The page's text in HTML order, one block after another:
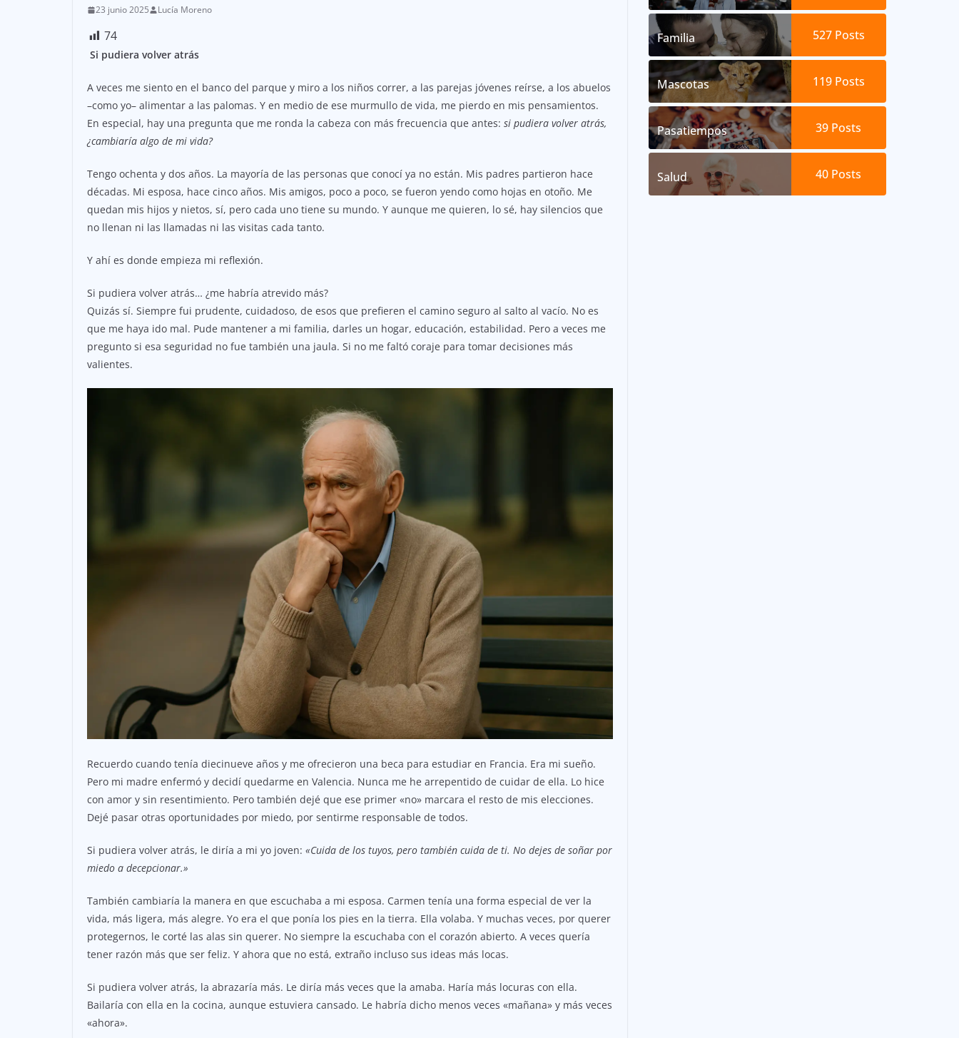
23 junio 2025 Lucía Moreno
74
Si pudiera volver atrás
A veces me siento en el banco del parque y miro a los niños correr, a las parejas jóvenes reírse, a los abuelos
–como yo– alimentar a las palomas. Y en medio de ese murmullo de vida, me pierdo en mis pensamientos.
En especial, hay una pregunta que me ronda la cabeza con más frecuencia que antes: si pudiera volver atrás,
¿cambiaría algo de mi vida?
Tengo ochenta y dos años. La mayoría de las personas que conocí ya no están. Mis padres partieron hace
décadas. Mi esposa, hace cinco años. Mis amigos, poco a poco, se fueron yendo como hojas en otoño. Me
quedan mis hijos y nietos, sí, pero cada uno tiene su mundo. Y aunque me quieren, lo sé, hay silencios que
no llenan ni las llamadas ni las visitas cada tanto.
Y ahí es donde empieza mi reflexión.
Si pudiera volver atrás… ¿me habría atrevido más?
Quizás sí. Siempre fui prudente, cuidadoso, de esos que prefieren el camino seguro al salto al vacío. No es
que me haya ido mal. Pude mantener a mi familia, darles un hogar, educación, estabilidad. Pero a veces me
pregunto si esa seguridad no fue también una jaula. Si no me faltó coraje para tomar decisiones más
valientes.
Recuerdo cuando tenía diecinueve años y me ofrecieron una beca para estudiar en Francia. Era mi sueño.
Pero mi madre enfermó y decidí quedarme en Valencia. Nunca me he arrepentido de cuidar de ella. Lo hice
con amor y sin resentimiento. Pero también dejé que ese primer «no» marcara el resto de mis elecciones.
Dejé pasar otras oportunidades por miedo, por sentirme responsable de todos.
Si pudiera volver atrás, le diría a mi yo joven: «Cuida de los tuyos, pero también cuida de ti. No dejes de soñar por
miedo a decepcionar.»
También cambiaría la manera en que escuchaba a mi esposa. Carmen tenía una forma especial de ver la
vida, más ligera, más alegre. Yo era el que ponía los pies en la tierra. Ella volaba. Y muchas veces, por querer
protegernos, le corté las alas sin querer. No siempre la escuchaba con el corazón abierto. A veces quería
tener razón más que ser feliz. Y ahora que no está, extraño incluso sus ideas más locas.
Si pudiera volver atrás, la abrazaría más. Le diría más veces que la amaba. Haría más locuras con ella.
Bailaría con ella en la cocina, aunque estuviera cansado. Le habría dicho menos veces «mañana» y más veces
«ahora».
Familia 527 Posts
Mascotas 119 Posts
Pasatiempos 39 Posts
Salud 40 Posts